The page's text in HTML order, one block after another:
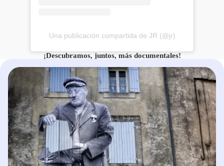
Una publicación compartida de JR (@jr)
¡Descubramos, juntos, más documentales!